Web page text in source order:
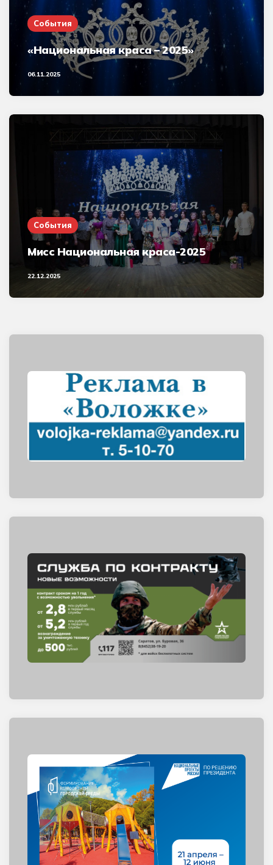
События
«Национальная краса – 2025»
06.11.2025
События
Мисс Национальная краса-2025
22.12.2025